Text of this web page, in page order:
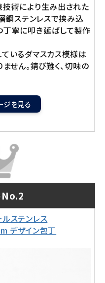
術により生み出された
鋼ステンレスで挟み込
寧に叩き延ばして製作
いるダマスカス模様は
せん。錆び難く、切味の
を見る
No.2
ルステンレス
デザイン包丁